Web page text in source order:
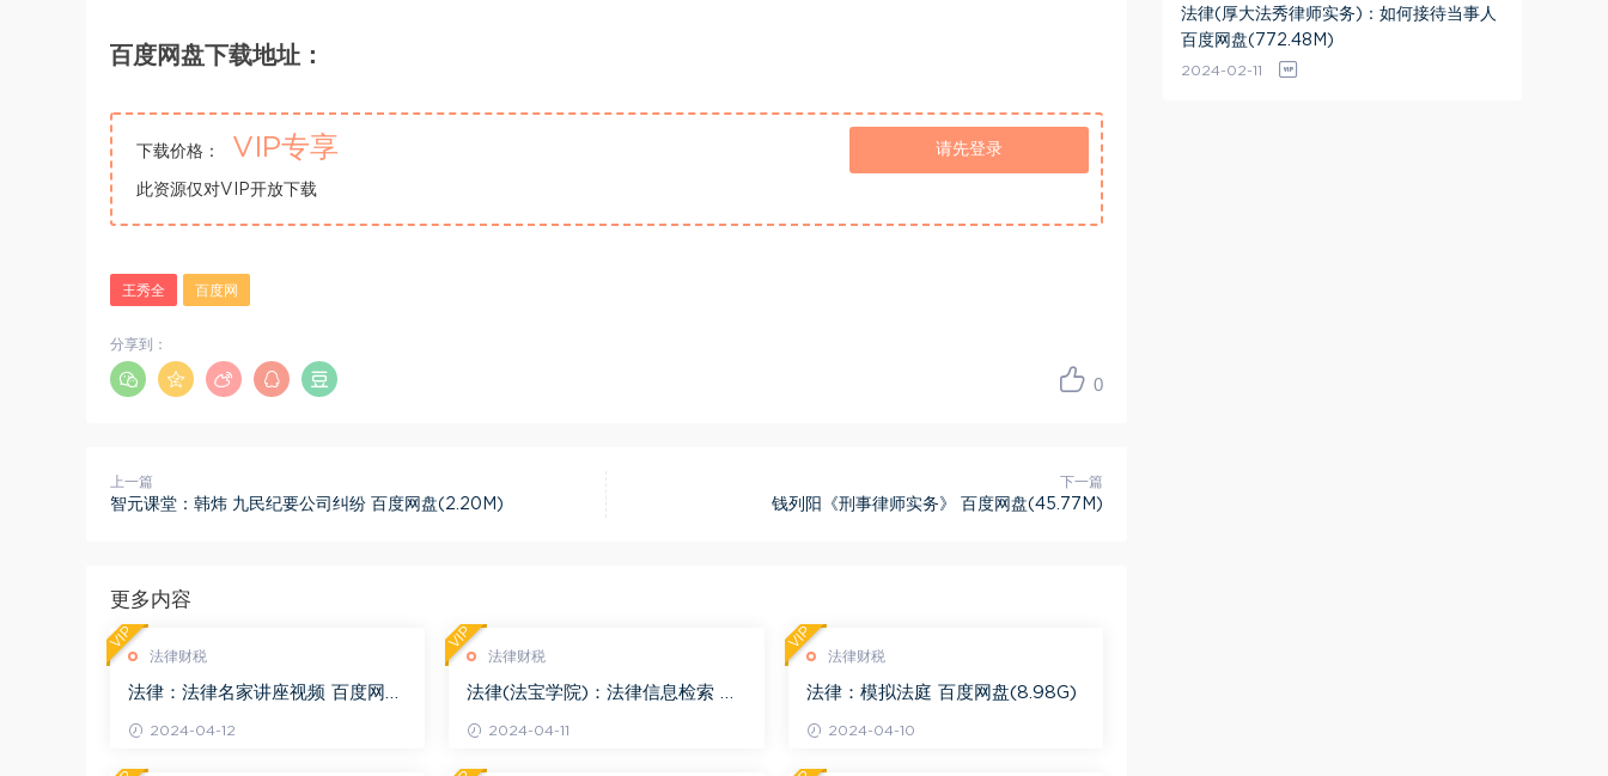
百度网盘下载地址：
下载价格： VIP专享
此资源仅对VIP开放下载
请先登录
王秀全 百度网
0
分享到：
上一篇
智元课堂：韩炜 九民纪要公司纠纷 百度网盘(2.20M)
下一篇
钱列阳《刑事律师实务》 百度网盘(45.77M)
更多内容
法律财税
法律：法律名家讲座视频 百度网盘
2024-04-12
VIP
法律财税
法律(法宝学院)：法律信息检索 百
2024-04-11
VIP
法律财税
法律：模拟法庭 百度网盘(8.98G)
2024-04-10
VIP
法律(厚大法秀律师实务)：如何接待当事人
百度网盘(772.48M)
2024-02-11